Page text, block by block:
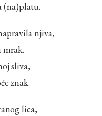
(na)platu.
njiva,
mrak.
sliva,
znak.
lica,